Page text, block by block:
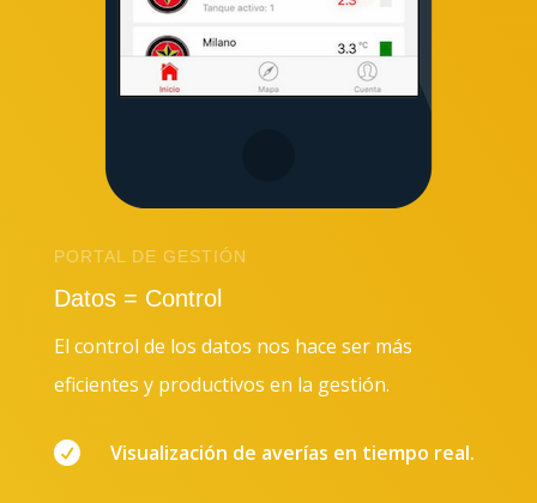
PORTAL DE GESTIÓN
Datos = Control
El control de los datos nos hace ser más
eficientes y productivos en la gestión.
 Visualización de averías en tiempo real.